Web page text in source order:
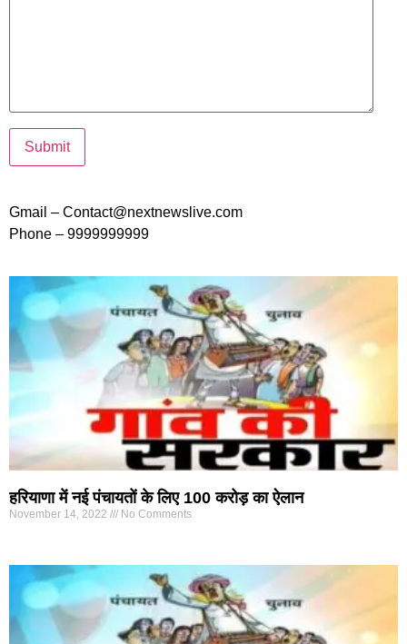
Gmail – Contact@nextnewslive.com
Phone – 9999999999
हरियाणा में नई पंचायतों के लिए 100 करोड़ का ऐलान
November 14, 2022 No Comments